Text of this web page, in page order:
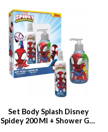
Set Body Splash Disney
Spidey 200 Ml + Shower Gel